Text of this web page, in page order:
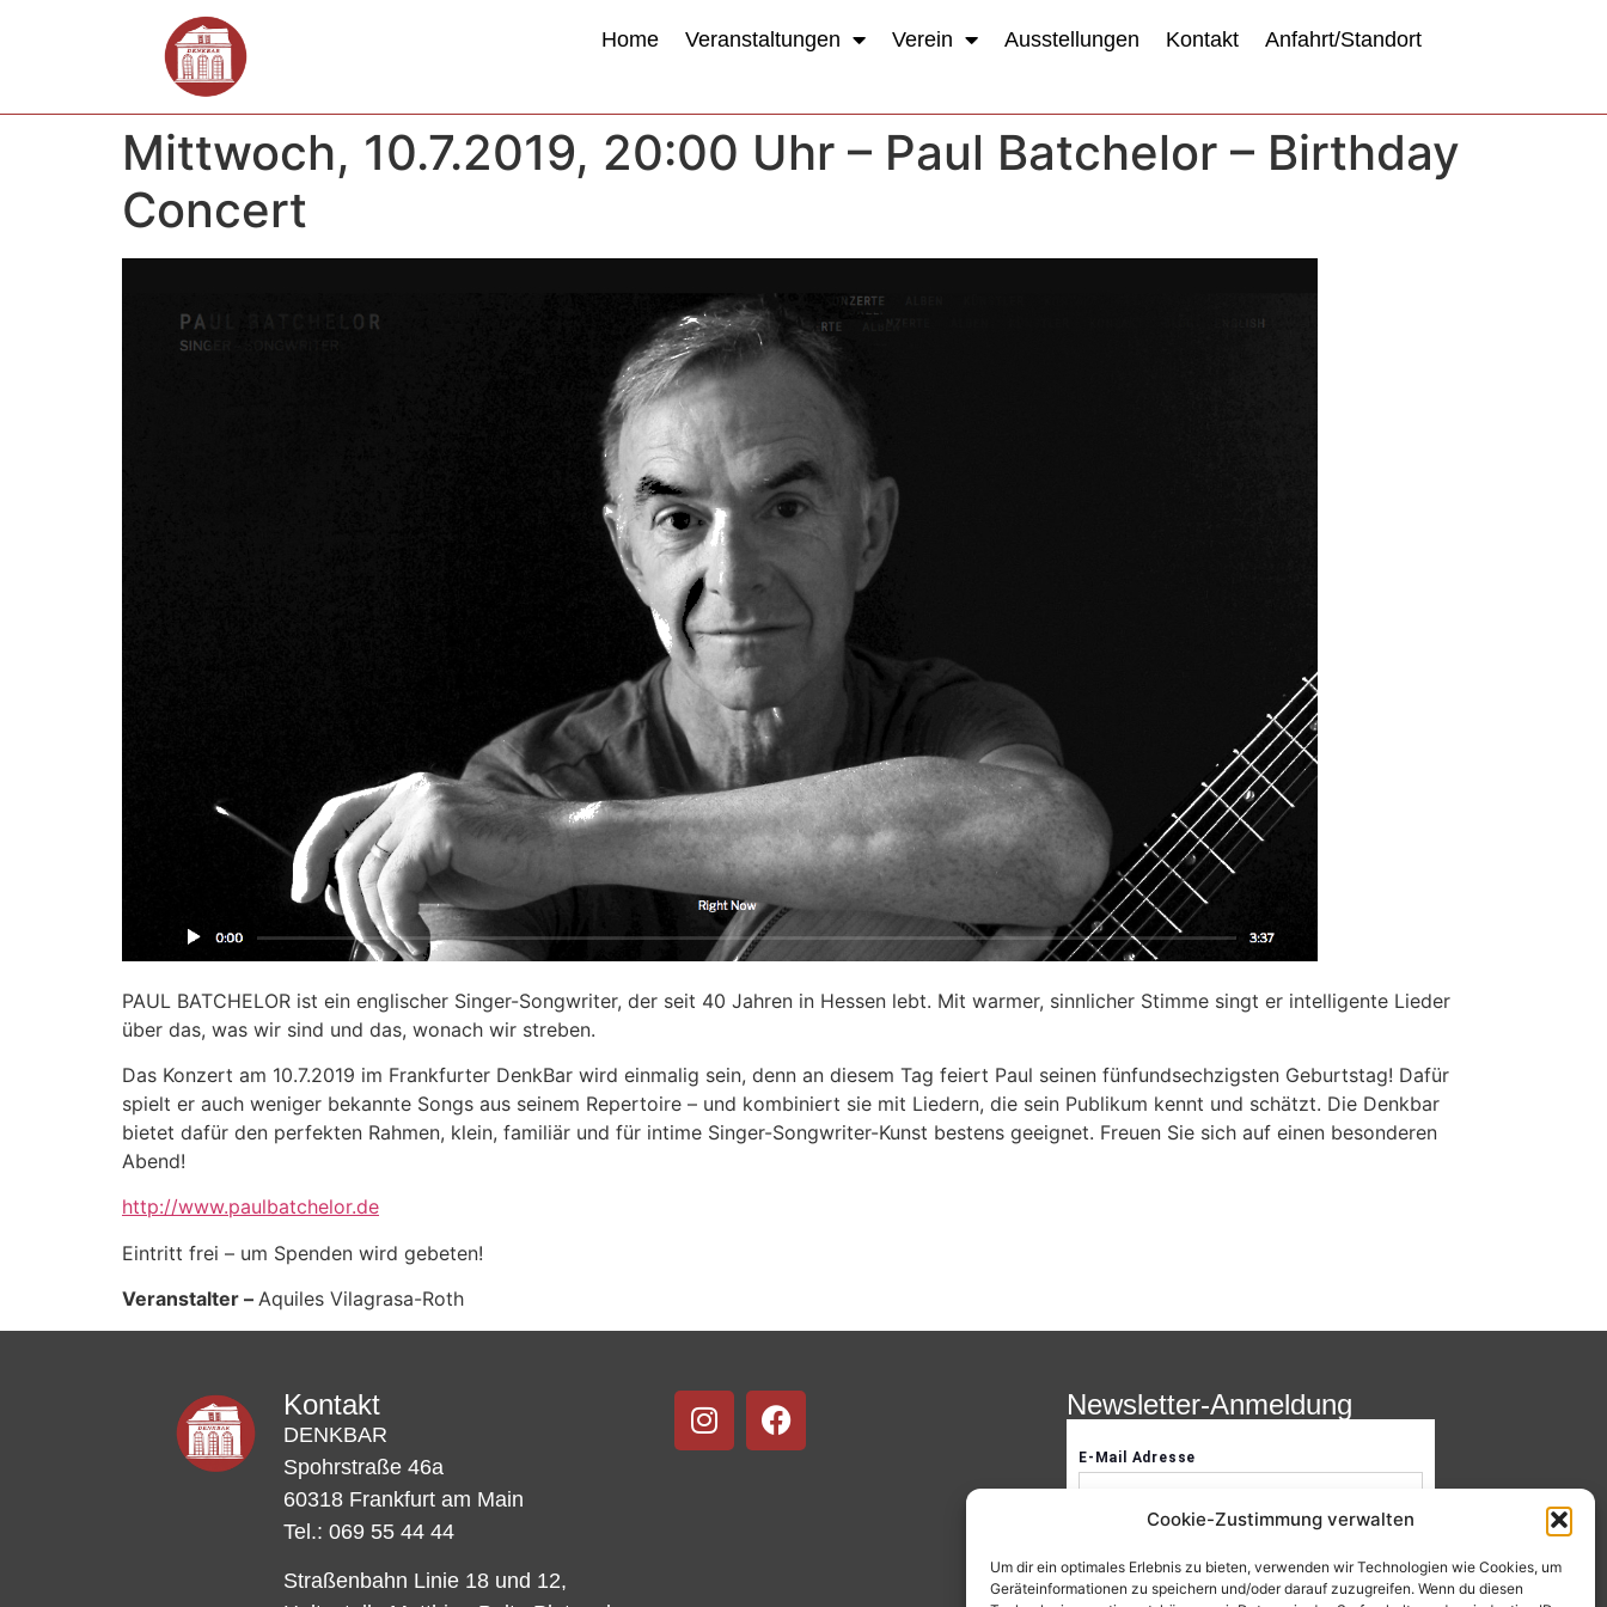
Cookie-Zustimmung verwalten
Um dir ein optimales Erlebnis zu bieten, verwenden wir Technologien wie Cookies, um
Geräteinformationen zu speichern und/oder darauf zuzugreifen. Wenn du diesen
Home Veranstaltungen Verein Ausstellungen Kontakt Anfahrt/Standort
Mittwoch, 10.7.2019, 20:00 Uhr – Paul Batchelor – Birthday
Concert
PAUL BATCHELOR ist ein englischer Singer-Songwriter, der seit 40 Jahren in Hessen lebt. Mit warmer, sinnlicher Stimme singt er intelligente Lieder
über das, was wir sind und das, wonach wir streben.
Das Konzert am 10.7.2019 im Frankfurter DenkBar wird einmalig sein, denn an diesem Tag feiert Paul seinen fünfundsechzigsten Geburtstag! Dafür
spielt er auch weniger bekannte Songs aus seinem Repertoire – und kombiniert sie mit Liedern, die sein Publikum kennt und schätzt. Die Denkbar
bietet dafür den perfekten Rahmen, klein, familiär und für intime Singer-Songwriter-Kunst bestens geeignet. Freuen Sie sich auf einen besonderen
Abend!
http://www.paulbatchelor.de
Eintritt frei – um Spenden wird gebeten!
Veranstalter – Aquiles Vilagrasa-Roth
Kontakt
DENKBAR
Spohrstraße 46a
60318 Frankfurt am Main
Tel.: 069 55 44 44
Straßenbahn Linie 18 und 12,
Newsletter-Anmeldung